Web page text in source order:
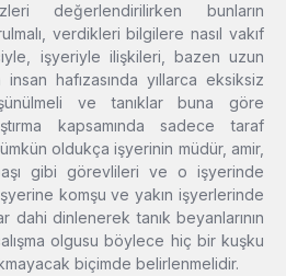
değerlendirilirken bunların
verdikleri bilgilere nasıl vakıf
işyeriyle ilişkileri, bazen uzun
hafızasında yıllarca eksiksiz
ve tanıklar buna göre
kapsamında sadece taraf
oldukça işyerinin müdür, amir,
gibi görevlileri ve o işyerinde
komşu ve yakın işyerlerinde
dahi dinlenerek tanık beyanlarının
olgusu böylece hiç bir kuşku
biçimde belirlenmelidir.